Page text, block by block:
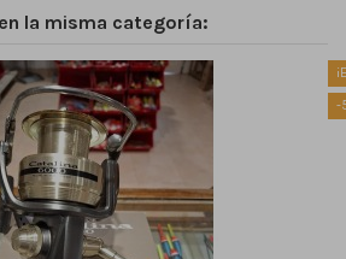
la misma categoría:
-